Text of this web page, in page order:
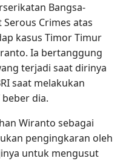
Bangsa-
Serous Crimes atas
kasus Timor Timur
Ia bertanggung
terjadi saat dirinya
saat melakukan
dia.
Wiranto sebagai
pengingkaran oleh
untuk mengusut